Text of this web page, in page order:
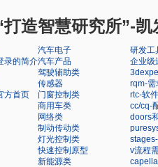
造智慧研究所”-凯
录的简介
方首页
汽车电子
汽车产品
驾驶辅助类
传感器
门窗控制类
商用车类
网络类
制动传动类
灯光控制类
快速控制原型
新能源类
研发工
企业级
rqm-需
rtc-软
cc/cq-
doors
v流程